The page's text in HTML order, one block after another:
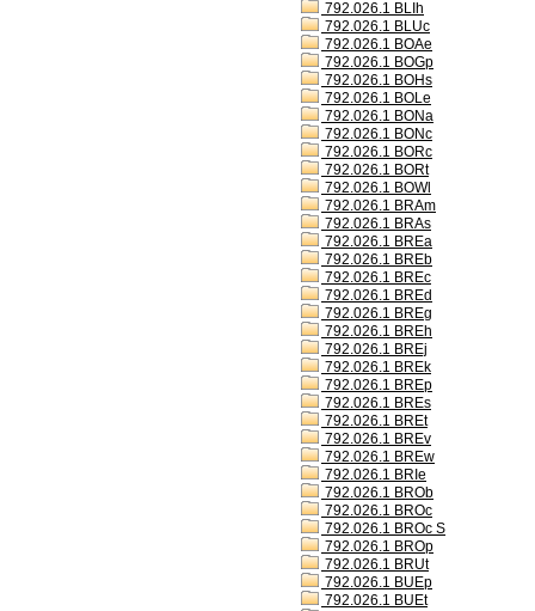
792.026.1 BLIh
792.026.1 BLUc
792.026.1 BOAe
792.026.1 BOGp
792.026.1 BOHs
792.026.1 BOLe
792.026.1 BONa
792.026.1 BONc
792.026.1 BORc
792.026.1 BORt
792.026.1 BOWl
792.026.1 BRAm
792.026.1 BRAs
792.026.1 BREa
792.026.1 BREb
792.026.1 BREc
792.026.1 BREd
792.026.1 BREg
792.026.1 BREh
792.026.1 BREj
792.026.1 BREk
792.026.1 BREp
792.026.1 BREs
792.026.1 BREt
792.026.1 BREv
792.026.1 BREw
792.026.1 BRIe
792.026.1 BROb
792.026.1 BROc
792.026.1 BROc S
792.026.1 BROp
792.026.1 BRUt
792.026.1 BUEp
792.026.1 BUEt